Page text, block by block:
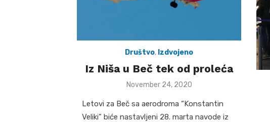
Društvo, Izdvojeno
Iz Niša u Beč tek od proleća
Posted
November 24, 2020
Letovi za Beč sa aerodroma “Konstantin
Veliki” biće nastavljeni 28. marta navode iz